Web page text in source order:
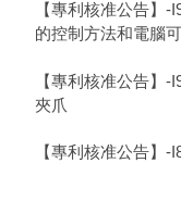
【專利核准公告】
的控制方法和電腦
【專利核准公告】
夾爪
【專利核准公告】